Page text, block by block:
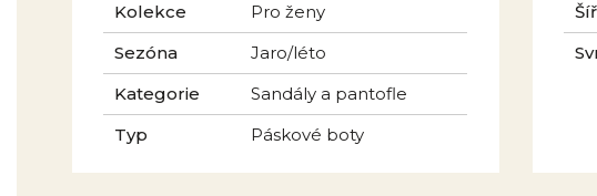
Kolekce
Pro ženy
Sezóna
Jaro/léto
Kategorie
Sandály a pantofle
Typ
Páskové boty